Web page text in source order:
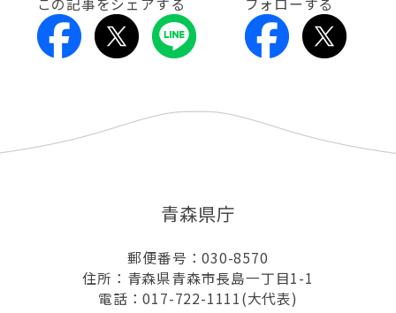
青森県庁
郵便番号：030-8570
住所：青森県青森市長島一丁目1-1
電話：017-722-1111(大代表)